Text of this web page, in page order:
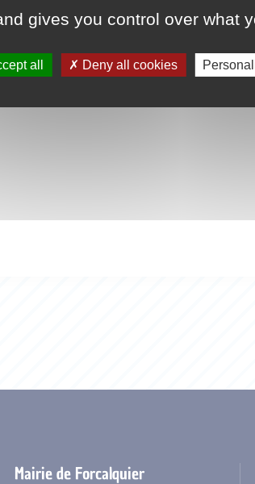
Mairie de Forcalquier
gives you control over what
all Deny all cookies